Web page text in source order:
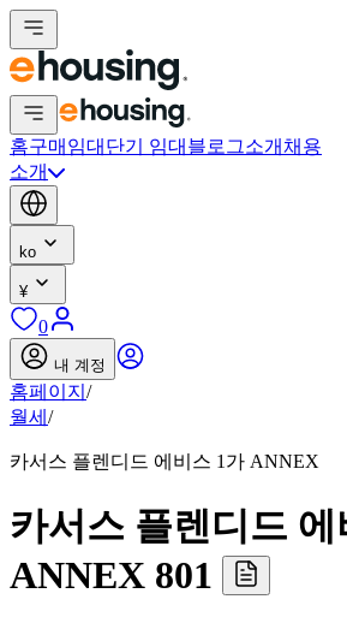
홈구매 임대 단기 임대 블로그소개 채용
소개
ko
¥
0
내 계정
홈페이지 /
월세 /
카서스 플렌디드 에비스 1가 ANNEX
카서스 플렌디드 에
ANNEX 801